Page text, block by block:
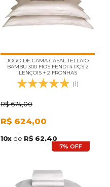
JOGO DE CAMA CASAL TELLAIO
BAMBU 300 FIOS FENDI 4 PÇS 2
LENÇOIS + 2 FRONHAS
(1)
R$ 674,00
R$ 624,00
10x de R$ 62,40
7% OFF